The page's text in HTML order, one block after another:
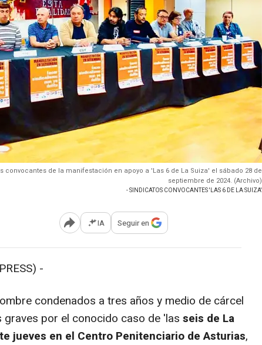
convocantes de la manifestación en apoyo a 'Las 6 de La Suiza' el sábado 28 de
septiembre de 2024. (Archivo)
- SINDICATOS CONVOCANTES 'LAS 6 DE LA SUIZA'
Abrir opciones para compartir
IA Seguir en
-
condenados a tres años y medio de cárcel
por el conocido caso de 'las seis de La
jueves en el Centro Penitenciario de Asturias,